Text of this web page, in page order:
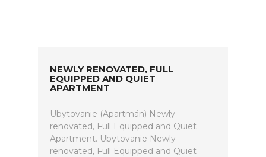
NEWLY RENOVATED, FULL
EQUIPPED AND QUIET
APARTMENT
Ubytovanie (Apartmán) Newly
renovated, Full Equipped and Quiet
Apartment. Ubytovanie Newly
renovated, Full Equipped and Quiet